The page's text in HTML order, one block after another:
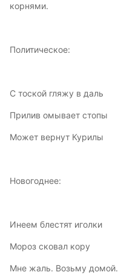
корнями.
Политическое:
С тоской гляжу в даль
Прилив омывает стопы
Может вернут Курилы
Новогоднее:
Инеем блестят иголки
Мороз сковал кору
Мне жаль. Возьму домой.